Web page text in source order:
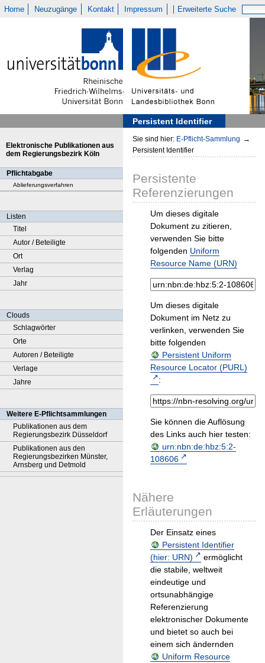
Home Neuzugänge Kontakt Impressum Erweiterte Suche
Persistent Identifier
Elektronische Publikationen aus
dem Regierungsbezirk Köln
Pflichtabgabe
Ablieferungsverfahren
Listen
Titel
Autor / Beteiligte
Ort
Verlag
Jahr
Clouds
Schlagwörter
Orte
Autoren / Beteiligte
Verlage
Jahre
Weitere E-Pflichtsammlungen
Publikationen aus dem
Regierungsbezirk Düsseldorf
Publikationen aus den
Regierungsbezirken Münster,
Arnsberg und Detmold
Sie sind hier: E-Pflicht-Sammlung →
Persistent Identifier
Persistente
Referenzierungen
Um dieses digitale
Dokument zu zitieren,
verwenden Sie bitte
folgenden Uniform
Resource Name (URN)
Um dieses digitale
Dokument im Netz zu
verlinken, verwenden Sie
bitte folgenden
Persistent Uniform
Resource Locator (PURL)
:
Sie können die Auflösung
des Links auch hier testen:
urn:nbn:de:hbz:5:2-
108606
Nähere
Erläuterungen
Der Einsatz eines
Persistent Identifier
(hier: URN)
ermöglicht
die stabile, weltweit
eindeutige und
ortsunabhängige
Referenzierung
elektronischer Dokumente
und bietet so auch bei
einem sich ändernden
Uniform Resource